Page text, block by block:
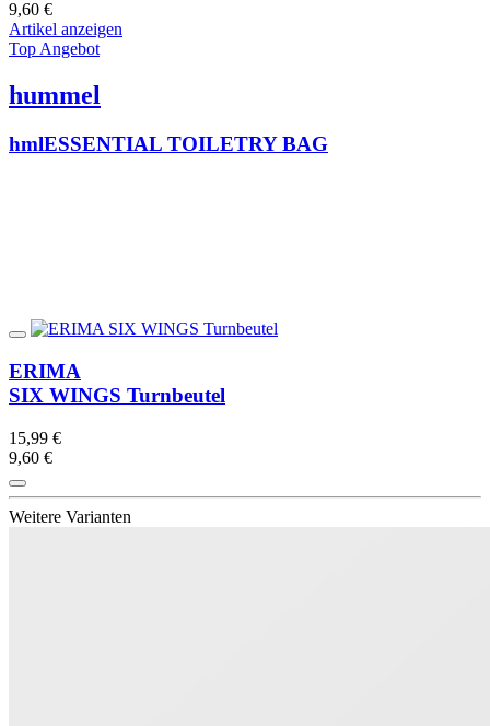
9,60 €
Artikel anzeigen
Top Angebot
hummel
hmlESSENTIAL TOILETRY BAG
ERIMA
SIX WINGS Turnbeutel
15,99 €
9,60 €
Weitere Varianten